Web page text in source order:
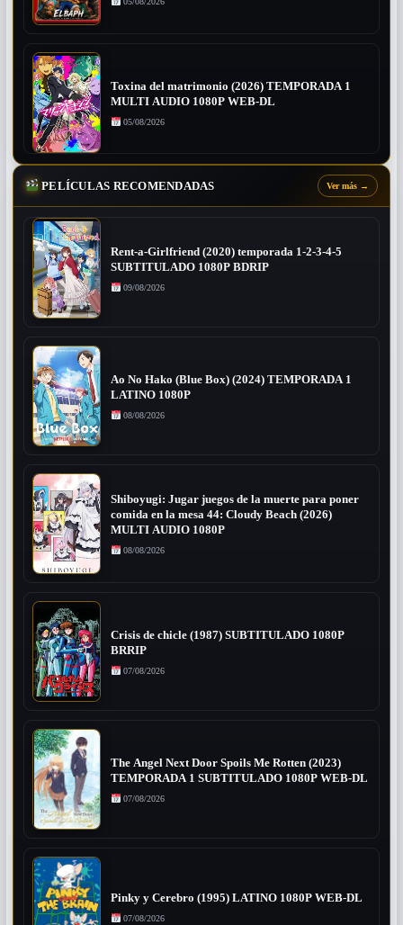
Toxina del matrimonio (2026) TEMPORADA 1
MULTI AUDIO 1080P WEB-DL
05/08/2026
PELÍCULAS RECOMENDADAS Ver más →
Rent-a-Girlfriend (2020) temporada 1-2-3-4-5
SUBTITULADO 1080P BDRIP
09/08/2026
Ao No Hako (Blue Box) (2024) TEMPORADA 1
LATINO 1080P
08/08/2026
Shiboyugi: Jugar juegos de la muerte para poner
comida en la mesa 44: Cloudy Beach (2026)
MULTI AUDIO 1080P
08/08/2026
Crisis de chicle (1987) SUBTITULADO 1080P
BRRIP
07/08/2026
The Angel Next Door Spoils Me Rotten (2023)
TEMPORADA 1 SUBTITULADO 1080P WEB-DL
07/08/2026
Pinky y Cerebro (1995) LATINO 1080P WEB-DL
07/08/2026